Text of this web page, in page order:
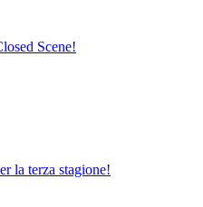
Scene!
la terza stagione!